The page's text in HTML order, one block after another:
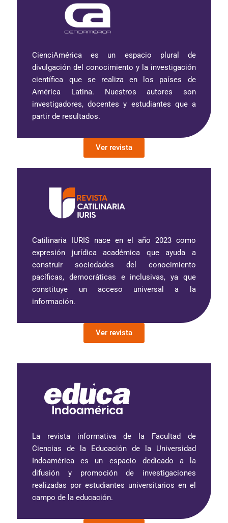
CienciAmérica es un espacio plural de
divulgación del conocimiento y la investigación
científica que se realiza en los países de
América Latina. Nuestros autores son
investigadores, docentes y estudiantes que a
partir de resultados.
Ver revista
Catilinaria IURIS nace en el año 2023 como
expresión jurídica académica que ayuda a
construir sociedades del conocimiento
pacíficas, democráticas e inclusivas, ya que
constituye un acceso universal a la
información.
Ver revista
La revista informativa de la Facultad de
Ciencias de la Educación de la Universidad
Indoamérica es un espacio dedicado a la
difusión y promoción de investigaciones
realizadas por estudiantes universitarios en el
campo de la educación.